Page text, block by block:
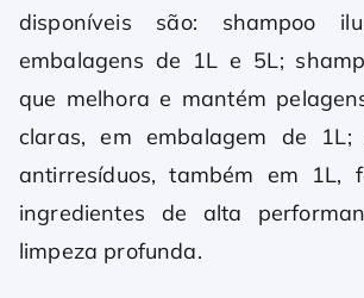
disponíveis são: shampoo
embalagens de 1L e 5L;
que melhora e mantém
claras, em embalagem de
antirresíduos, também em 1L,
ingredientes de alta
limpeza profunda.